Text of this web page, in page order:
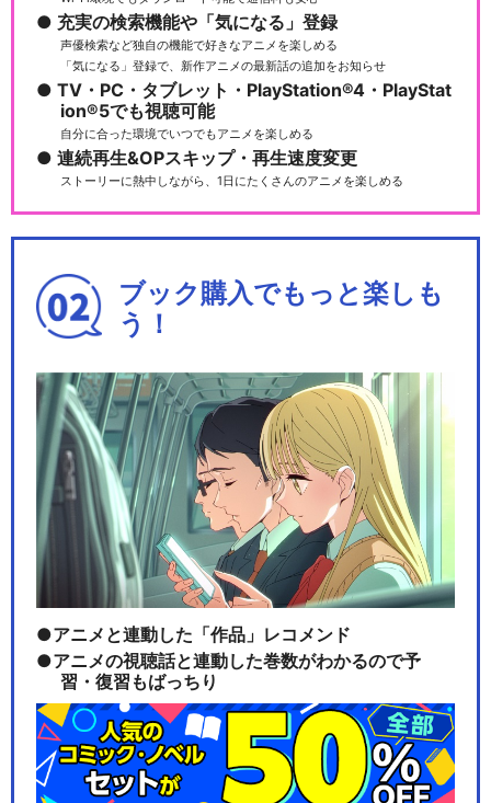
充実の検索機能や「気になる」登録
声優検索など独自の機能で好きなアニメを楽しめる
「気になる」登録で、新作アニメの最新話の追加をお知らせ
TV・PC・タブレット・PlayStation®4・PlayStat
ion®5でも視聴可能
自分に合った環境でいつでもアニメを楽しめる
連続再生&OPスキップ・再生速度変更
ストーリーに熱中しながら、1日にたくさんのアニメを楽しめる
ブック購入でもっと楽しも
う！
アニメと連動した「作品」レコメンド
アニメの視聴話と連動した巻数がわかるので予
習・復習もばっちり